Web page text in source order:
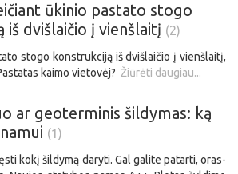
ūkinio pastato stogo
iš dvišlaičio į vienšlaitį (2)
stogo konstrukciją iš dvišlaičio į vienšlaitį,
kaimo vietovėj? Žiūrėti daugiau...
ar geoterminis šildymas: ką
(1)
kokį šildymą daryti. Gal galite patarti, oras-